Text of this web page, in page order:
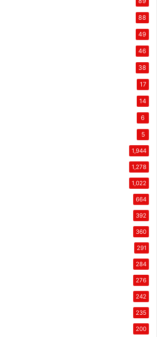
88
49
46
38
17
14
6
5
1,944
1,278
1,022
664
392
360
291
284
276
242
235
200